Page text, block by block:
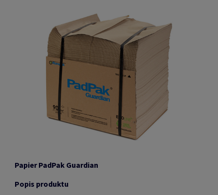
Papier PadPak Guardian
Popis produktu